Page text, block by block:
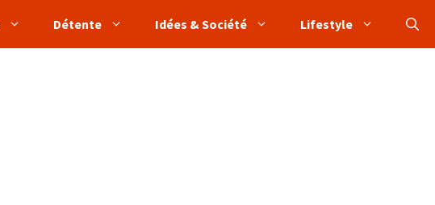
Détente Idées & Société Lifestyle